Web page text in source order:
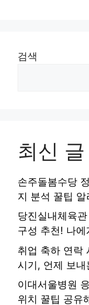
검색
최신 글
손주돌봄수당
지 분석 꿀팁 알
당진실내체육
구성 추천! 나
취업 축하 연락
시기, 언제 보
이대서울병원
위치 꿀팁 공유